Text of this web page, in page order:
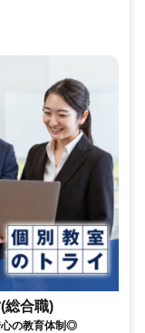
総合職)
心の教育体制◎